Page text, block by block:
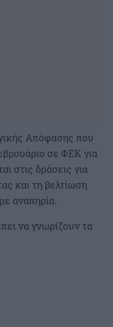
Απόφασης που
σε ΦΕΚ για
στις δράσεις για
και τη βελτίωση
αναπηρία.
να γνωρίζουν τα